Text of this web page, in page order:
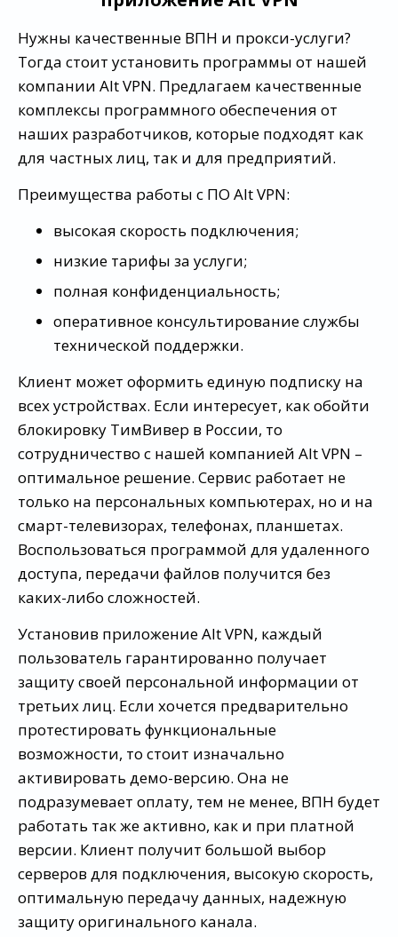
Нужны качественные ВПН и прокси-услуги?
Тогда стоит установить программы от нашей
компании Alt VPN. Предлагаем качественные
комплексы программного обеспечения от
наших разработчиков, которые подходят как
для частных лиц, так и для предприятий.
Преимущества работы с ПО Alt VPN:
высокая скорость подключения;
низкие тарифы за услуги;
полная конфиденциальность;
оперативное консультирование службы
технической поддержки.
Клиент может оформить единую подписку на
всех устройствах. Если интересует, как обойти
блокировку ТимВивер в России, то
сотрудничество с нашей компанией Alt VPN –
оптимальное решение. Сервис работает не
только на персональных компьютерах, но и на
смарт-телевизорах, телефонах, планшетах.
Воспользоваться программой для удаленного
доступа, передачи файлов получится без
каких-либо сложностей.
Установив приложение Alt VPN, каждый
пользователь гарантированно получает
защиту своей персональной информации от
третьих лиц. Если хочется предварительно
протестировать функциональные
возможности, то стоит изначально
активировать демо-версию. Она не
подразумевает оплату, тем не менее, ВПН будет
работать так же активно, как и при платной
версии. Клиент получит большой выбор
серверов для подключения, высокую скорость,
оптимальную передачу данных, надежную
защиту оригинального канала.